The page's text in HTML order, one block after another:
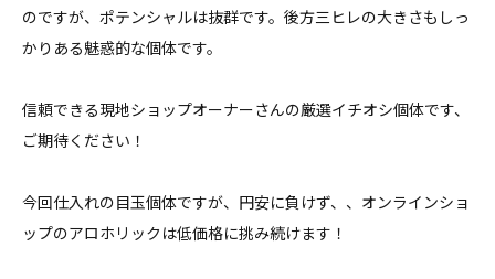
のですが、ポテンシャルは抜群です。後方三ヒレの大きさもしっ
かりある魅惑的な個体です。
信頼できる現地ショップオーナーさんの厳選イチオシ個体です、
ご期待ください！
今回仕入れの目玉個体ですが、円安に負けず、、オンラインショ
ップのアロホリックは低価格に挑み続けます！